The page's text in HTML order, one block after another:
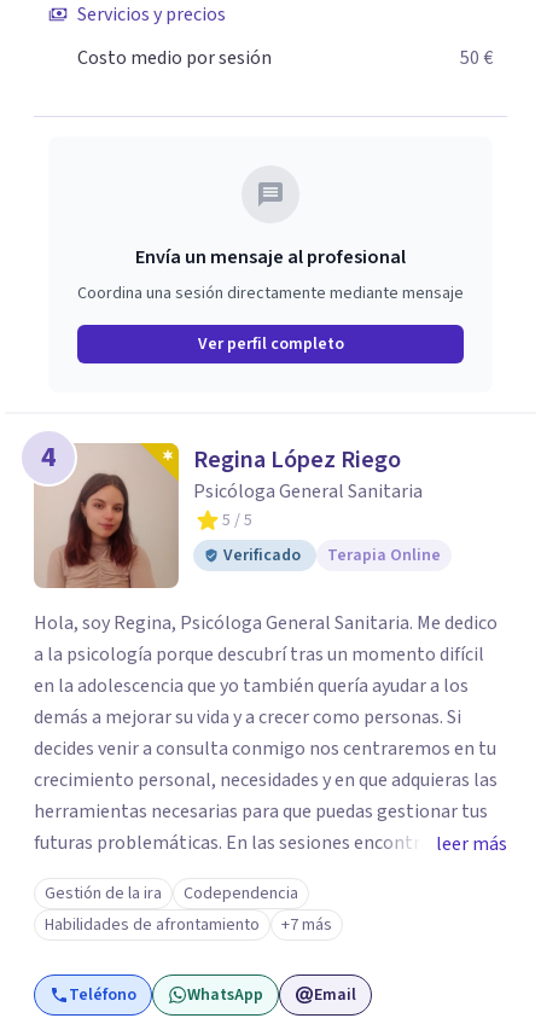
nuestras consultas externas situadas en Mairena del
Aljarafe o mediante videoconferencia. O compaginar la
apoyo al tratamiento y pisos terapéuticos.
Servicios y precios
Costo medio por sesión
50 €
Envía un mensaje al profesional
Coordina una sesión directamente mediante mensaje
Ver perfil completo
4 Regina López Riego
Psicóloga General Sanitaria
5 / 5
Verificado
Terapia Online
Hola, soy Regina, Psicóloga General Sanitaria. Me dedico
a la psicología porque descubrí tras un momento difícil
en la adolescencia que yo también quería ayudar a los
demás a mejorar su vida y a crecer como personas. Si
decides venir a consulta conmigo nos centraremos en tu
crecimiento personal, necesidades y en que adquieras las
herramientas necesarias para que puedas gestionar tus
futuras problemáticas. En las sesiones encontrarás un
lugar donde abrirte y expresarte sin juicios, donde
explorar tus emociones, conocerte, solucionar tus
heridas y trabajar en tu crecimiento. personal
leer más
Gestión de la ira
Codependencia
Habilidades de afrontamiento
+7 más
Teléfono WhatsApp Email